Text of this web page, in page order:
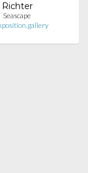
Richter
Seascape